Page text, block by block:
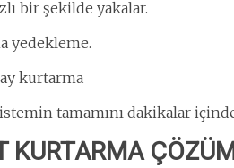
bir şekilde yakalar.
yedekleme.
kurtarma
tamamını dakikalar
KURTARMA